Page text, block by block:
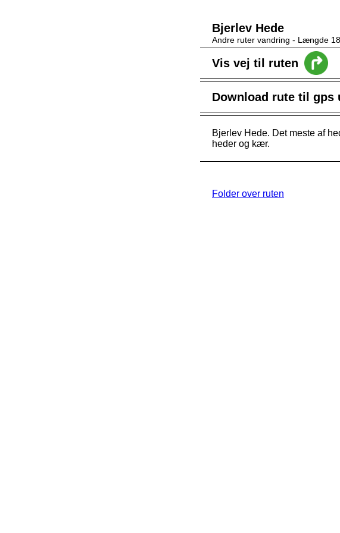
Bjerlev Hede
Andre ruter vandring - Længde
Vis vej til ruten
Download rute til gps
Bjerlev Hede. Det meste af
heder og kær.
Folder over ruten